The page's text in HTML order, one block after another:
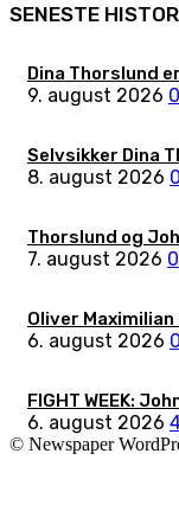
SENESTE
Dina Thorslund er
9. august 2026 0
Selvsikker Dina
8. august 2026 0
Thorslund og
7. august 2026 0
Oliver
6. august 2026 0
FIGHT WEEK:
6. august 2026
© Newspaper